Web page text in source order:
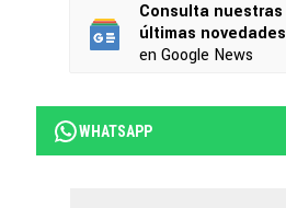
Consulta nuestras
últimas novedades
en Google News
WHATSAPP